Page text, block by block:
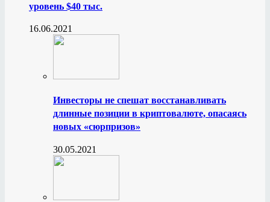
уровень $40 тыс.
16.06.2021
Инвесторы не спешат восстанавливать
длинные позиции в криптовалюте, опасаясь
новых «сюрпризов»
30.05.2021